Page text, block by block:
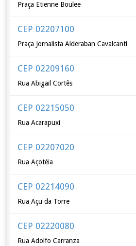
Praça Etienne Boulee
CEP 02207100
Praça Jornalista Alderaban Cavalcanti
CEP 02209160
Rua Abigail Cortês
CEP 02215050
Rua Acarapuxi
CEP 02207020
Rua Açotéia
CEP 02214090
Rua Açu da Torre
CEP 02220080
Rua Adolfo Carranza